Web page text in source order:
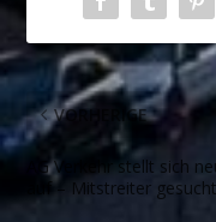
VORHERIGE
AG Verkehr stellt sich
auf – Mitstreiter gesucht